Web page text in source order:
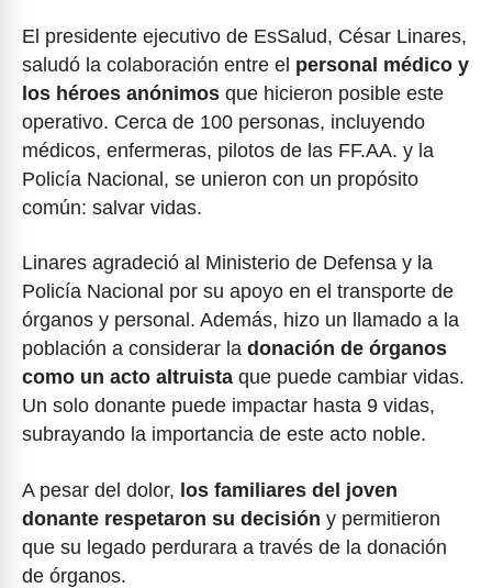
El presidente ejecutivo de EsSalud, César Linares,
saludó la colaboración entre el personal médico y
los héroes anónimos que hicieron posible este
operativo. Cerca de 100 personas, incluyendo
médicos, enfermeras, pilotos de las FF.AA. y la
Policía Nacional, se unieron con un propósito
común: salvar vidas.
Linares agradeció al Ministerio de Defensa y la
Policía Nacional por su apoyo en el transporte de
órganos y personal. Además, hizo un llamado a la
población a considerar la donación de órganos
como un acto altruista que puede cambiar vidas.
Un solo donante puede impactar hasta 9 vidas,
subrayando la importancia de este acto noble.
A pesar del dolor, los familiares del joven
donante respetaron su decisión y permitieron
que su legado perdurara a través de la donación
de órganos.